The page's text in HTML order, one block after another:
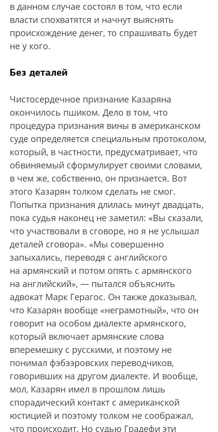
в данном случае состоял в том, что если
власти спохватятся и начнут выяснять
происхождение денег, то спрашивать будет
не у кого.
Без деталей
Чистосердечное признание Казаряна
окончилось пшиком. Дело в том, что
процедура признания вины в американском
суде определяется специальным протоколом,
который, в частности, предусматривает, что
обвиняемый сформулирует своими словами,
в чем же, собственно, он признается. Вот
этого Казарян толком сделать не смог.
Попытка признания длилась минут двадцать,
пока судья наконец не заметил: «Вы сказали,
что участвовали в сговоре, но я не услышал
деталей сговора». «Мы совершенно
запыхались, переводя с английского
на армянский и потом опять с армянского
на английский», — пытался объяснить
адвокат Марк Герагос. Он также доказывал,
что Казарян вообще «неграмотный», что он
говорит на особом диалекте армянского,
который включает армянские слова
вперемешку с русскими, и поэтому не
понимал фэбээровских переводчиков,
говоривших на другом диалекте. И вообще,
мол, Казарян имел в прошлом лишь
спорадический контакт с американской
юстицией и поэтому толком не соображал,
что происходит. Но судью Градефи эти